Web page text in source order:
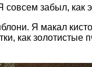
забыл, как
Я макал
как